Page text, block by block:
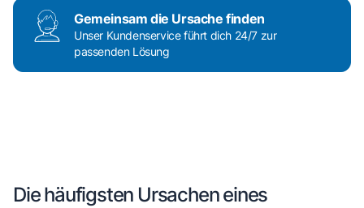
Gemeinsam die Ursache finden
Unser Kundenservice führt dich 24/7 zur
passenden Lösung
Die häufigsten Ursachen eines